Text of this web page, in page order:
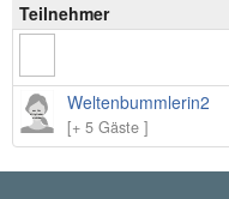
Teilnehmer
Weltenbummlerin2
[+ 5 Gäste ]